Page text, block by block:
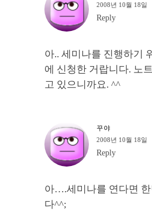
2008년 10월 18일
Reply
아.. 세미나를 진행하기
에 신청한 거랍니다. 노
고 있으니까요. ^^
꾸야
2008년 10월 18일
Reply
아….세미나를 연다면
다^^;